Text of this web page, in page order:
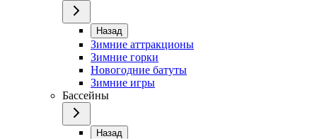
Назад
Зимние аттракционы
Зимние горки
Новогодние батуты
Зимние игры
Бассейны
Назад